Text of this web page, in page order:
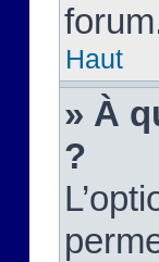
Haut
» À
?